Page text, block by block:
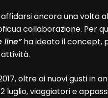
ancora una volta
collaborazione. Per
line”ha ideato il concept,
oltre ai nuovi gusti
luglio, viaggiatori e